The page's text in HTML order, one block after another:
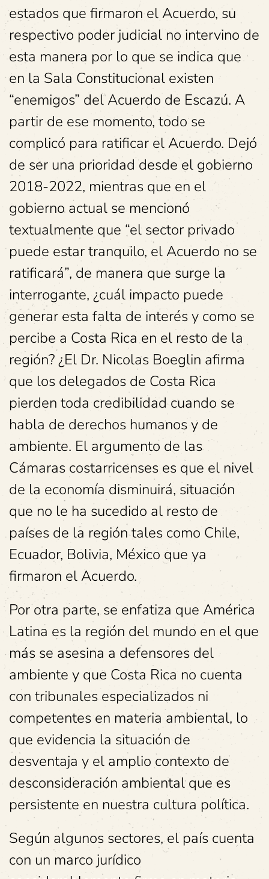
estados que firmaron el Acuerdo, su
respectivo poder judicial no intervino de
esta manera por lo que se indica que
en la Sala Constitucional existen
“enemigos” del Acuerdo de Escazú. A
partir de ese momento, todo se
complicó para ratificar el Acuerdo. Dejó
de ser una prioridad desde el gobierno
2018-2022, mientras que en el
gobierno actual se mencionó
textualmente que “el sector privado
puede estar tranquilo, el Acuerdo no se
ratificará”, de manera que surge la
interrogante, ¿cuál impacto puede
generar esta falta de interés y como se
percibe a Costa Rica en el resto de la
región? ¿El Dr. Nicolas Boeglin afirma
que los delegados de Costa Rica
pierden toda credibilidad cuando se
habla de derechos humanos y de
ambiente. El argumento de las
Cámaras costarricenses es que el nivel
de la economía disminuirá, situación
que no le ha sucedido al resto de
países de la región tales como Chile,
Ecuador, Bolivia, México que ya
firmaron el Acuerdo.
Por otra parte, se enfatiza que América
Latina es la región del mundo en el que
más se asesina a defensores del
ambiente y que Costa Rica no cuenta
con tribunales especializados ni
competentes en materia ambiental, lo
que evidencia la situación de
desventaja y el amplio contexto de
desconsideración ambiental que es
persistente en nuestra cultura política.
Según algunos sectores, el país cuenta
con un marco jurídico